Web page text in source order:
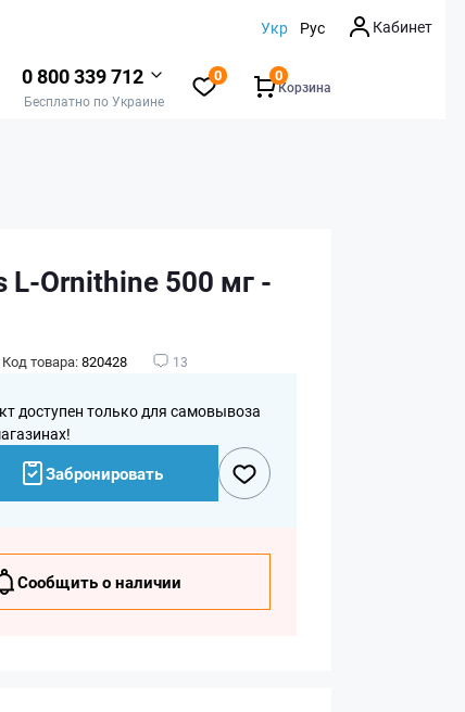
Укр Рус Кабинет
0 800 339 712
Бесплатно по Украине
0
Корзина
0
L-Ornithine 500 мг -
Код товара:820428 13
доступен только для самовывоза
Забронировать
Сообщить о наличии